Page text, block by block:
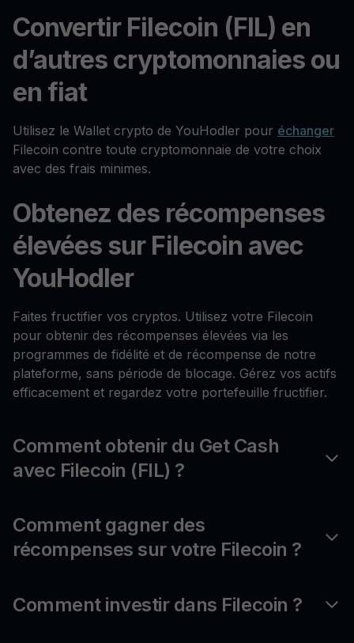
Convertir Filecoin (FIL) en
d’autres cryptomonnaies ou
en fiat
Utilisez le Wallet crypto de YouHodler pour échanger
Filecoin contre toute cryptomonnaie de votre choix
avec des frais minimes.
Obtenez des récompenses
élevées sur Filecoin avec
YouHodler
Faites fructifier vos cryptos. Utilisez votre Filecoin
pour obtenir des récompenses élevées via les
programmes de fidélité et de récompense de notre
plateforme, sans période de blocage. Gérez vos actifs
efficacement et regardez votre portefeuille fructifier.
Comment obtenir du Get Cash
avec Filecoin (FIL) ?
Comment gagner des
récompenses sur votre Filecoin ?
Comment investir dans Filecoin ?